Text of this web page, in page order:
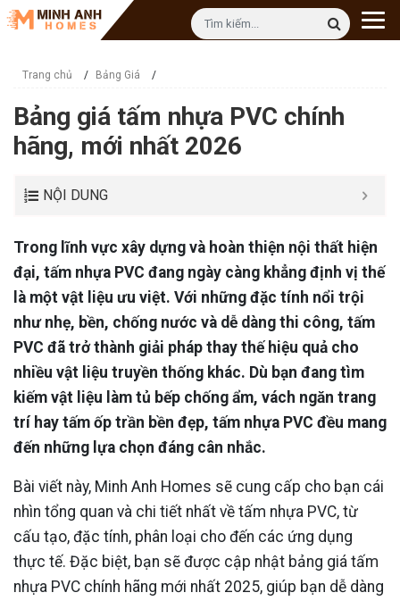
Trang chủ / Bảng Giá /
Bảng giá tấm nhựa PVC chính
hãng, mới nhất 2026
NỘI DUNG
Trong lĩnh vực xây dựng và hoàn thiện nội thất hiện
đại, tấm nhựa PVC đang ngày càng khẳng định vị thế
là một vật liệu ưu việt. Với những đặc tính nổi trội
như nhẹ, bền, chống nước và dễ dàng thi công, tấm
PVC đã trở thành giải pháp thay thế hiệu quả cho
nhiều vật liệu truyền thống khác. Dù bạn đang tìm
kiếm vật liệu làm tủ bếp chống ẩm, vách ngăn trang
trí hay tấm ốp trần bền đẹp, tấm nhựa PVC đều mang
đến những lựa chọn đáng cân nhắc.
Bài viết này, Minh Anh Homes sẽ cung cấp cho bạn cái
nhìn tổng quan và chi tiết nhất về tấm nhựa PVC, từ
cấu tạo, đặc tính, phân loại cho đến các ứng dụng
thực tế. Đặc biệt, bạn sẽ được cập nhật bảng giá tấm
nhựa PVC chính hãng mới nhất 2025, giúp bạn dễ dàng